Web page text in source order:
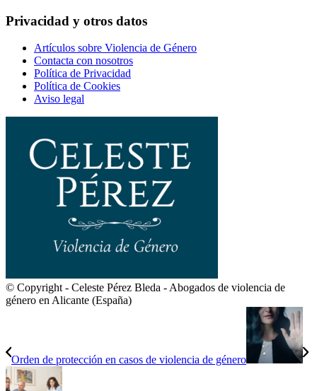
Privacidad y otros datos
Artículos sobre Violencia de Género
Contacta con nosotros
Política de Privacidad
Política de Cookies
Aviso legal
© Copyright - Celeste Pérez Bleda - Abogados de violencia de
género en Alicante (España)
Orden de protección en casos de violencia de género